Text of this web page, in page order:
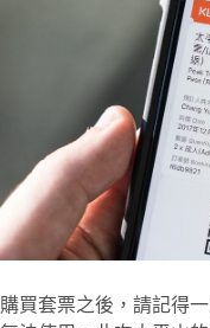
購買套票之後，請記得